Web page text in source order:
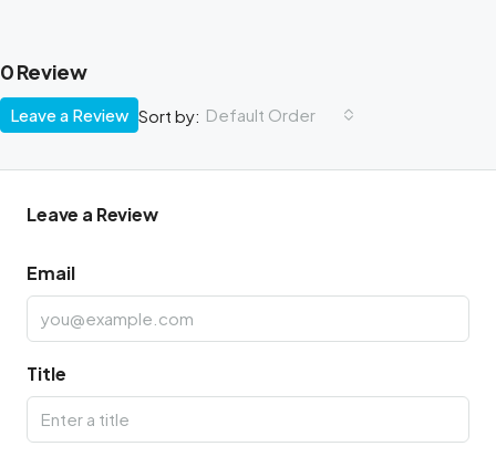
0 Review
Sort by: Default Order
Leave a Review
Leave a Review
Email
Title